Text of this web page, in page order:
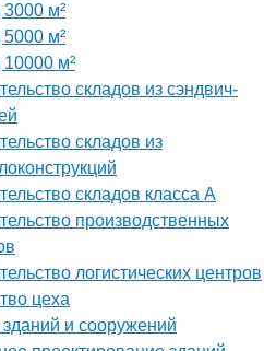
м²
м²
м²
складов из сэндвич-
складов из
складов класса А
производственных
логистических центров
цеха
и сооружений